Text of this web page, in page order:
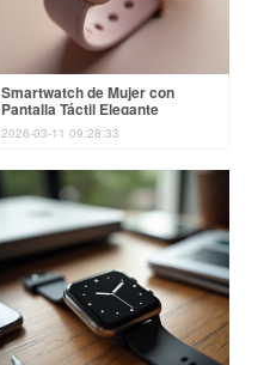
Smartwatch de Mujer con
Pantalla Táctil Elegante
2026-03-11 09:28:33